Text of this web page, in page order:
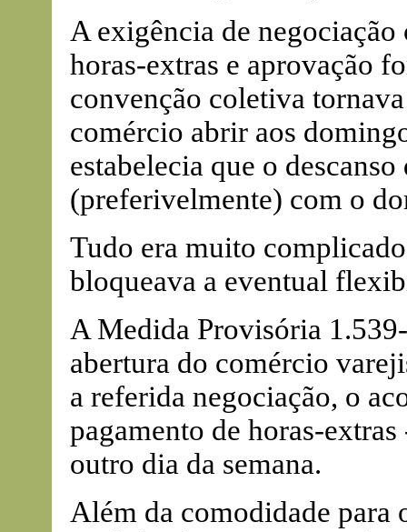
A exigência de
horas-extras e aprovação
convenção coletiva
comércio abrir aos
estabelecia que o
(preferivelmente) com o
Tudo era muito
bloqueava a eventual
A Medida Provisória
abertura do comércio
a referida negociação, o
pagamento de horas-
outro dia da semana.
Além da comodidade para